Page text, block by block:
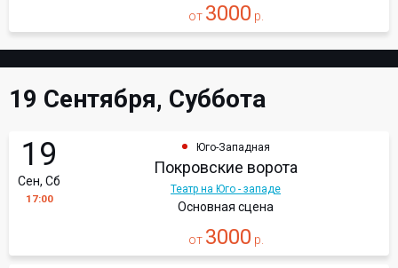
от 3000 р.
19 Сентября, Суббота
19
Сен, Сб
17:00
Юго-Западная
Покровские ворота
Театр на Юго - западе
Основная сцена
от 3000 р.